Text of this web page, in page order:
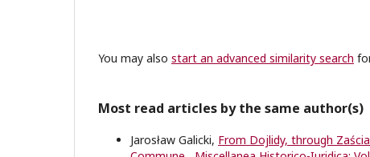
You may also start an advanced similarity search
Most read articles by the same author(s)
Jarosław Galicki, From Dojlidy, through